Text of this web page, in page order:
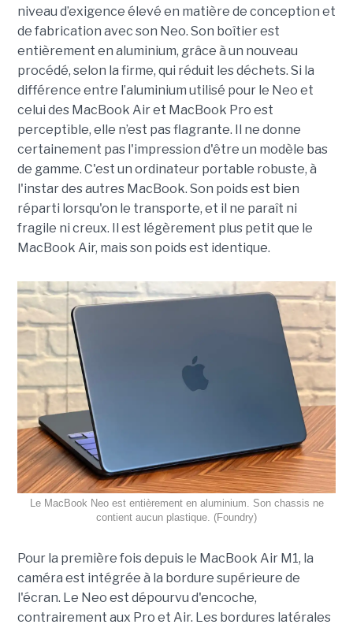
niveau d’exigence élevé en matière de conception et
de fabrication avec son Neo. Son boîtier est
entièrement en aluminium, grâce à un nouveau
procédé, selon la firme, qui réduit les déchets. Si la
différence entre l’aluminium utilisé pour le Neo et
celui des MacBook Air et MacBook Pro est
perceptible, elle n’est pas flagrante. Il ne donne
certainement pas l'impression d'être un modèle bas
de gamme. C'est un ordinateur portable robuste, à
l'instar des autres MacBook. Son poids est bien
réparti lorsqu'on le transporte, et il ne paraît ni
fragile ni creux. Il est légèrement plus petit que le
MacBook Air, mais son poids est identique.
Le MacBook Neo est entièrement en aluminium. Son chassis ne
contient aucun plastique. (Foundry)
Pour la première fois depuis le MacBook Air M1, la
caméra est intégrée à la bordure supérieure de
l'écran. Le Neo est dépourvu d'encoche,
contrairement aux Pro et Air. Les bordures latérales